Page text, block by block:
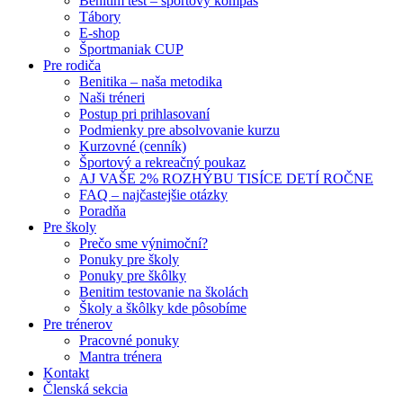
Tábory
E-shop
Športmaniak CUP
Pre rodiča
Benitika – naša metodika
Naši tréneri
Postup pri prihlasovaní
Podmienky pre absolvovanie kurzu
Kurzovné (cenník)
Športový a rekreačný poukaz
AJ VAŠE 2% ROZHÝBU TISÍCE DETÍ ROČNE
FAQ – najčastejšie otázky
Poradňa
Pre školy
Prečo sme výnimoční?
Ponuky pre školy
Ponuky pre škôlky
Benitim testovanie na školách
Školy a škôlky kde pôsobíme
Pre trénerov
Pracovné ponuky
Mantra trénera
Kontakt
Členská sekcia